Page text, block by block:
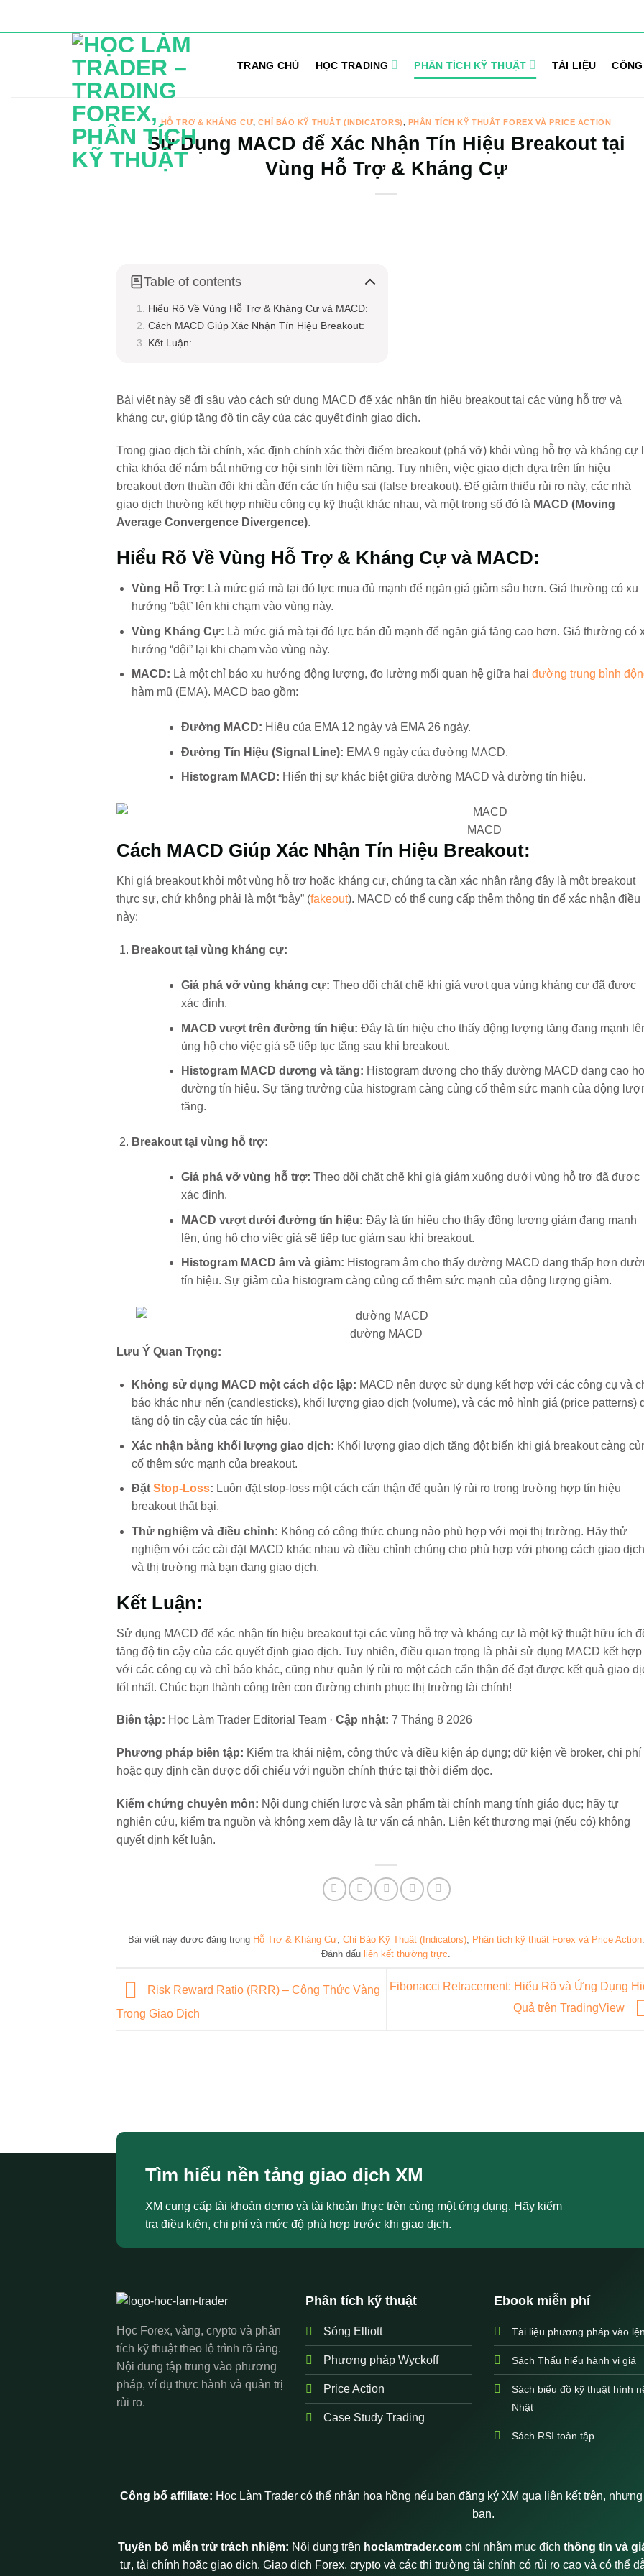
TRANG CHỦ HỌC TRADING PHÂN TÍCH KỸ THUẬT TÀI LIỆU
HỖ TRỢ & KHÁNG CỰ,CHỈ BÁO KỸ THUẬT (INDICATORS), PHÂN TÍCH KỸ THUẬT FOREX VÀ PRICE ACTION
Sử Dụng MACD để Xác Nhận Tín Hiệu Breakout tại
Vùng Hỗ Trợ & Kháng Cự
Table of contents
Hiểu Rõ Về Vùng Hỗ Trợ & Kháng Cự và MACD:
Cách MACD Giúp Xác Nhận Tín Hiệu Breakout:
Kết Luận:
Bài viết này sẽ đi sâu vào cách sử dụng MACD để xác nhận tín hiệu breakout tại các vùng hỗ trợ và
kháng cự, giúp tăng độ tin cậy của các quyết định giao dịch.
Trong giao dịch tài chính, xác định chính xác thời điểm breakout (phá vỡ) khỏi vùng hỗ trợ và kháng cự
chìa khóa để nắm bắt những cơ hội sinh lời tiềm năng. Tuy nhiên, việc giao dịch dựa trên tín hiệu
breakout đơn thuần đôi khi dẫn đến các tín hiệu sai (false breakout). Để giảm thiểu rủi ro này, các nhà
giao dịch thường kết hợp nhiều công cụ kỹ thuật khác nhau, và một trong số đó là MACD (Moving
Average Convergence Divergence).
Hiểu Rõ Về Vùng Hỗ Trợ & Kháng Cự và MACD:
Vùng Hỗ Trợ: Là mức giá mà tại đó lực mua đủ mạnh để ngăn giá giảm sâu hơn. Giá thường có xu
hướng “bật” lên khi chạm vào vùng này.
Vùng Kháng Cự: Là mức giá mà tại đó lực bán đủ mạnh để ngăn giá tăng cao hơn. Giá thường có
hướng “dội” lại khi chạm vào vùng này.
MACD: Là một chỉ báo xu hướng động lượng, đo lường mối quan hệ giữa hai đường trung bình
hàm mũ (EMA). MACD bao gồm:
Đường MACD: Hiệu của EMA 12 ngày và EMA 26 ngày.
Đường Tín Hiệu (Signal Line): EMA 9 ngày của đường MACD.
Histogram MACD: Hiển thị sự khác biệt giữa đường MACD và đường tín hiệu.
MACD
Cách MACD Giúp Xác Nhận Tín Hiệu Breakout:
Khi giá breakout khỏi một vùng hỗ trợ hoặc kháng cự, chúng ta cần xác nhận rằng đây là một breakout
thực sự, chứ không phải là một “bẫy” (fakeout). MACD có thể cung cấp thêm thông tin để xác nhận điều
này:
Breakout tại vùng kháng cự:
Giá phá vỡ vùng kháng cự: Theo dõi chặt chẽ khi giá vượt qua vùng kháng cự đã được
xác định.
MACD vượt trên đường tín hiệu: Đây là tín hiệu cho thấy động lượng tăng đang mạnh
ủng hộ cho việc giá sẽ tiếp tục tăng sau khi breakout.
Histogram MACD dương và tăng: Histogram dương cho thấy đường MACD đang cao
đường tín hiệu. Sự tăng trưởng của histogram càng củng cố thêm sức mạnh của động
tăng.
Breakout tại vùng hỗ trợ:
Giá phá vỡ vùng hỗ trợ: Theo dõi chặt chẽ khi giá giảm xuống dưới vùng hỗ trợ đã được
xác định.
MACD vượt dưới đường tín hiệu: Đây là tín hiệu cho thấy động lượng giảm đang mạnh
lên, ủng hộ cho việc giá sẽ tiếp tục giảm sau khi breakout.
Histogram MACD âm và giảm: Histogram âm cho thấy đường MACD đang thấp hơn
tín hiệu. Sự giảm của histogram càng củng cố thêm sức mạnh của động lượng giảm.
đường MACD
Lưu Ý Quan Trọng:
Không sử dụng MACD một cách độc lập: MACD nên được sử dụng kết hợp với các công cụ và
báo khác như nến (candlesticks), khối lượng giao dịch (volume), và các mô hình giá (price patterns)
tăng độ tin cậy của các tín hiệu.
Xác nhận bằng khối lượng giao dịch: Khối lượng giao dịch tăng đột biến khi giá breakout càng
cố thêm sức mạnh của breakout.
Đặt Stop-Loss: Luôn đặt stop-loss một cách cẩn thận để quản lý rủi ro trong trường hợp tín hiệu
breakout thất bại.
Thử nghiệm và điều chỉnh: Không có công thức chung nào phù hợp với mọi thị trường. Hãy thử
nghiệm với các cài đặt MACD khác nhau và điều chỉnh chúng cho phù hợp với phong cách giao dịch
và thị trường mà bạn đang giao dịch.
Kết Luận:
Sử dụng MACD để xác nhận tín hiệu breakout tại các vùng hỗ trợ và kháng cự là một kỹ thuật hữu ích
tăng độ tin cậy của các quyết định giao dịch. Tuy nhiên, điều quan trọng là phải sử dụng MACD kết hợp
với các công cụ và chỉ báo khác, cũng như quản lý rủi ro một cách cẩn thận để đạt được kết quả giao
tốt nhất. Chúc bạn thành công trên con đường chinh phục thị trường tài chính!
Biên tập: Học Làm Trader Editorial Team · Cập nhật: 7 Tháng 8 2026
Phương pháp biên tập: Kiểm tra khái niệm, công thức và điều kiện áp dụng; dữ kiện về broker, chi phí
hoặc quy định cần được đối chiếu với nguồn chính thức tại thời điểm đọc.
Kiểm chứng chuyên môn: Nội dung chiến lược và sản phẩm tài chính mang tính giáo dục; hãy tự
nghiên cứu, kiểm tra nguồn và không xem đây là tư vấn cá nhân. Liên kết thương mại (nếu có) không
quyết định kết luận.
Bài viết này được đăng trong Hỗ Trợ & Kháng Cự, Chỉ Báo Kỹ Thuật (Indicators), Phân tích kỹ thuật Forex và Price Action.
Đánh dấu liên kết thường trực.
Risk Reward Ratio (RRR) – Công Thức Vàng
Trong Giao Dịch
Fibonacci Retracement: Hiểu Rõ và Ứng Dụng
Quả trên TradingView
Tìm hiểu nền tảng giao dịch XM
XM cung cấp tài khoản demo và tài khoản thực trên cùng một ứng dụng. Hãy kiểm
tra điều kiện, chi phí và mức độ phù hợp trước khi giao dịch.
Học Forex, vàng, crypto và phân
tích kỹ thuật theo lộ trình rõ ràng.
Nội dung tập trung vào phương
pháp, ví dụ thực hành và quản trị
rủi ro.
Phân tích kỹ thuật
Sóng Elliott
Phương pháp Wyckoff
Price Action
Case Study Trading
Ebook miễn phí
Tài liệu phương pháp vào
Sách Thấu hiểu hành vi giá
Sách biểu đồ kỹ thuật hình
Nhật
Sách RSI toàn tập
Công bố affiliate: Học Làm Trader có thể nhận hoa hồng nếu bạn đăng ký XM qua liên kết trên,
bạn.
Tuyên bố miễn trừ trách nhiệm: Nội dung trên hoclamtrader.com chỉ nhằm mục đích thông tin và
tư, tài chính hoặc giao dịch. Giao dịch Forex, crypto và các thị trường tài chính có rủi ro cao và có thể